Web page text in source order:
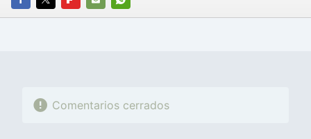
FACEBOOK
TWITTERFLIPBOARD
E-
WHATSAPP
Comentarios cerrados